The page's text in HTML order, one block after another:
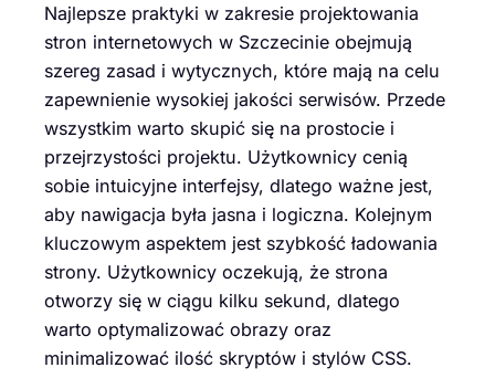
Najlepsze praktyki w zakresie projektowania
stron internetowych w Szczecinie obejmują
szereg zasad i wytycznych, które mają na celu
zapewnienie wysokiej jakości serwisów. Przede
wszystkim warto skupić się na prostocie i
przejrzystości projektu. Użytkownicy cenią
sobie intuicyjne interfejsy, dlatego ważne jest,
aby nawigacja była jasna i logiczna. Kolejnym
kluczowym aspektem jest szybkość ładowania
strony. Użytkownicy oczekują, że strona
otworzy się w ciągu kilku sekund, dlatego
warto optymalizować obrazy oraz
minimalizować ilość skryptów i stylów CSS.